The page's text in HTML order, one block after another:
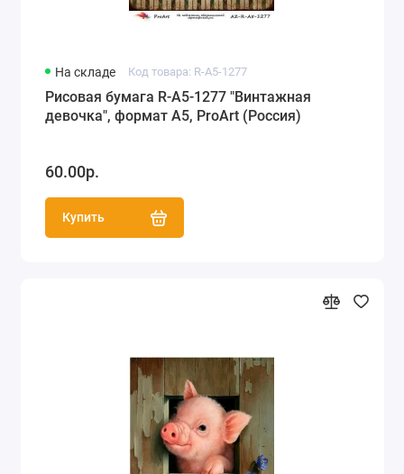
На складе Код товара: R-A5-1277
Рисовая бумага R-A5-1277 "Винтажная
девочка", формат А5, ProArt (Россия)
60.00р.
Купить